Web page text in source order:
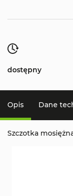
dostępny
Opis Dane
Szczotka